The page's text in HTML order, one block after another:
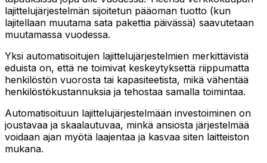
lajittelujärjestelmän sijoitetun pääoman tuotto (kun
lajitellaan muutama sata pakettia päivässä) saavutetaan
muutamassa vuodessa.
Yksi automatisoitujen lajittelujärjestelmien merkittävistä
eduista on, että ne toimivat keskeytyksettä riippumatta
henkilöstön vuorosta tai kapasiteetista, mikä vähentää
henkilöstökustannuksia ja tehostaa samalla toimintaa.
Automatisoituun lajittelujärjestelmään investoiminen on
joustavaa ja skaalautuvaa, minkä ansiosta järjestelmää
voidaan ajan myötä laajentaa ja kasvaa siten laitteiston
mukana.